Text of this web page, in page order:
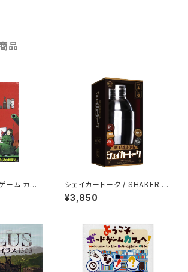
品
ーム カー
20-120分
シェイカートーク / SHAKER T
ALK (ボードゲーム カードゲー
ム) 20歳以上 1分程度 2人以上
¥3,850